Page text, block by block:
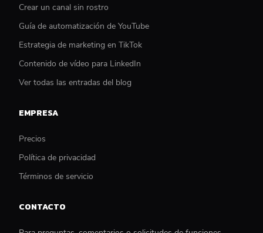
Crear un canal sin rostro
Guía de automatización de YouTube
Estrategia de marketing en TikTok
Contenido de vídeo para LinkedIn
Ver todas las entradas del blog
EMPRESA
Precios
Política de privacidad
Términos de servicio
CONTACTO